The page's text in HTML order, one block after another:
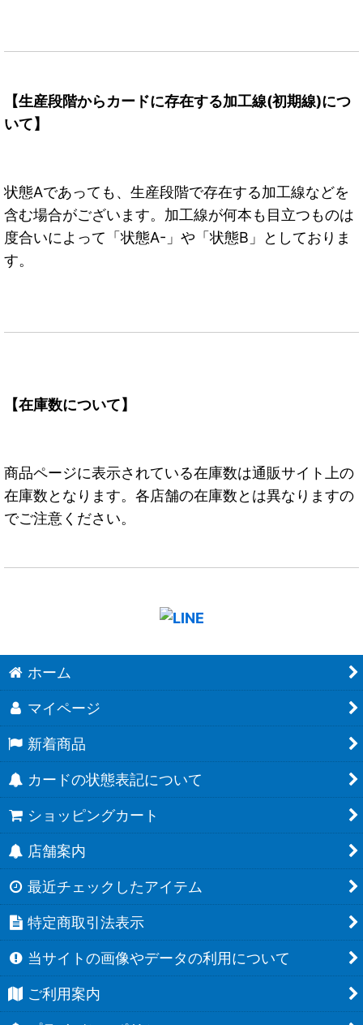
【生産段階からカードに存在する加工線(初期線)につ
いて】
状態Aであっても、生産段階で存在する加工線などを
含む場合がございます。加工線が何本も目立つものは
度合いによって「状態A-」や「状態B」としておりま
す。
【在庫数について】
商品ページに表示されている在庫数は通販サイト上の
在庫数となります。各店舗の在庫数とは異なりますの
でご注意ください。
ホーム
マイページ
新着商品
カードの状態表記について
ショッピングカート
店舗案内
最近チェックしたアイテム
特定商取引法表示
当サイトの画像やデータの利用について
ご利用案内